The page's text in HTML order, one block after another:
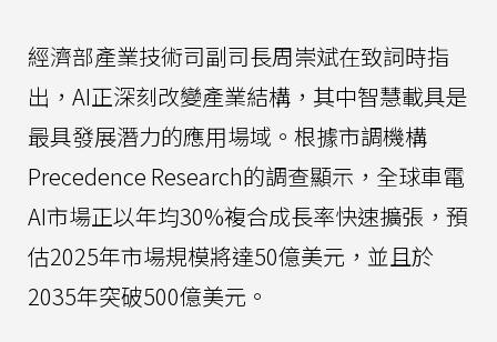
經濟部產業技術司副司長周崇斌在致詞時指
出，AI正深刻改變產業結構，其中智慧載具是
最具發展潛力的應用場域。根據市調機構
Precedence Research的調查顯示，全球車電
AI市場正以年均30%複合成長率快速擴張，預
估2025年市場規模將達50億美元，並且於
2035年突破500億美元。